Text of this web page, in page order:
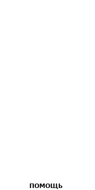
ПОМОЩЬ